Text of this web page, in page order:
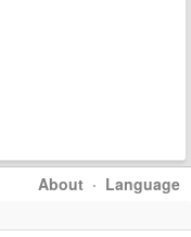
About · Language